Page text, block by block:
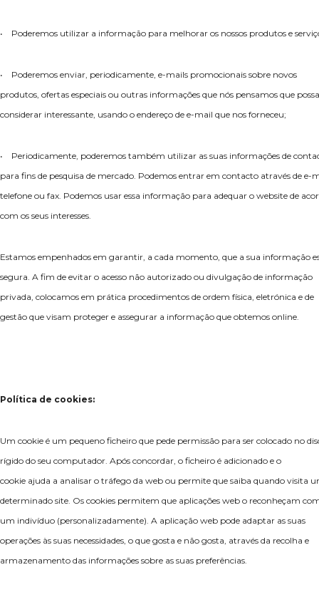
• Poderemos utilizar a informação para melhorar os nossos produtos e
• Poderemos enviar, periodicamente, e-mails promocionais sobre novos
produtos, ofertas especiais ou outras informações que nós pensamos que possa
considerar interessante, usando o endereço de e-mail que nos forneceu;
• Periodicamente, poderemos também utilizar as suas informações de
para fins de pesquisa de mercado. Podemos entrar em contacto através de e-
telefone ou fax. Podemos usar essa informação para adequar o website de
com os seus interesses.
Estamos empenhados em garantir, a cada momento, que a sua informação
segura. A fim de evitar o acesso não autorizado ou divulgação de informação
privada, colocamos em prática procedimentos de ordem física, eletrónica e de
gestão que visam proteger e assegurar a informação que obtemos online.
Política de cookies:
Um cookie é um pequeno ficheiro que pede permissão para ser colocado no
rígido do seu computador. Após concordar, o ficheiro é adicionado e o
cookie ajuda a analisar o tráfego da web ou permite que saiba quando visita
determinado site. Os cookies permitem que aplicações web o reconheçam
um indivíduo (personalizadamente). A aplicação web pode adaptar as suas
operações às suas necessidades, o que gosta e não gosta, através da recolha e
armazenamento das informações sobre as suas preferências.